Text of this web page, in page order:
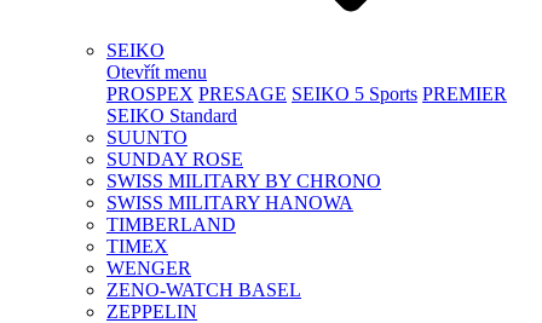
SEIKO
Otevřít menu
PROSPEX PRESAGE SEIKO 5 Sports PREMIER
SEIKO Standard
SUUNTO
SUNDAY ROSE
SWISS MILITARY BY CHRONO
SWISS MILITARY HANOWA
TIMBERLAND
TIMEX
WENGER
ZENO-WATCH BASEL
ZEPPELIN